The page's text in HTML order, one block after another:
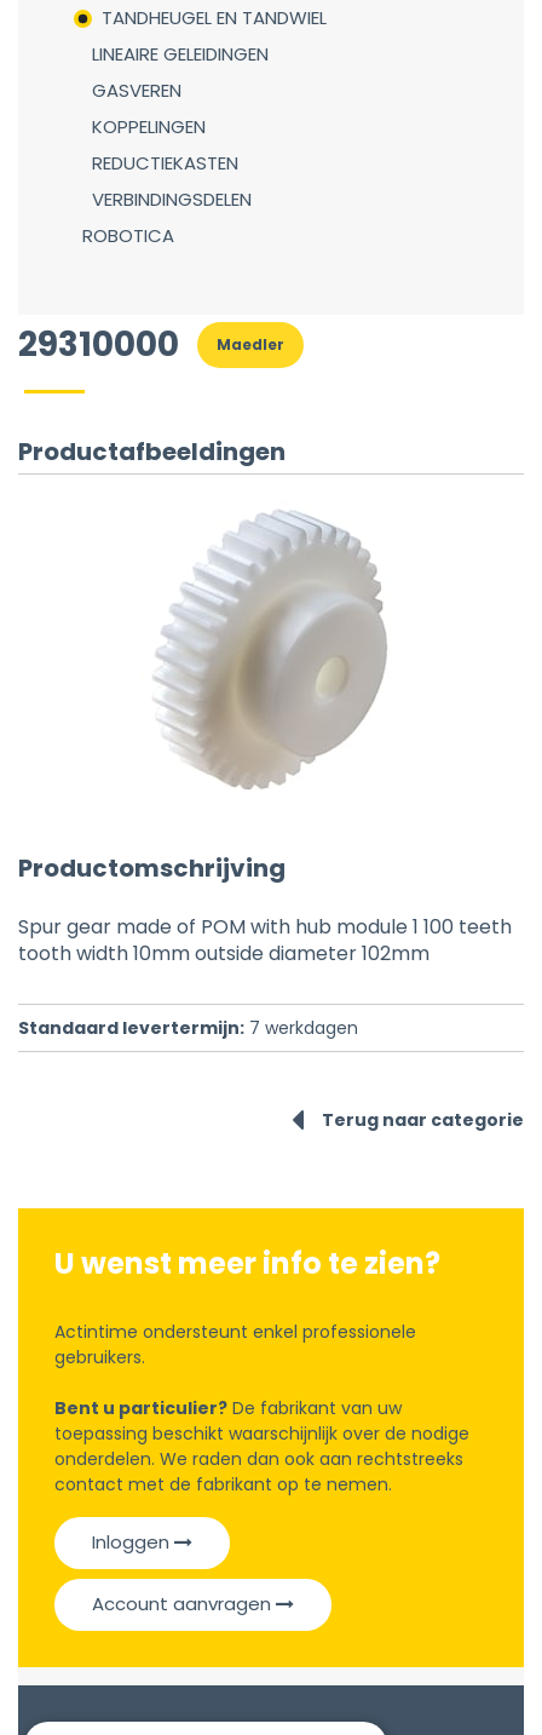
TANDHEUGEL EN TANDWIEL
LINEAIRE GELEIDINGEN
GASVEREN
KOPPELINGEN
REDUCTIEKASTEN
VERBINDINGSDELEN
ROBOTICA
29310000 Maedler
Productafbeeldingen
Productomschrijving
Spur gear made of POM with hub module 1 100 teeth
tooth width 10mm outside diameter 102mm
Standaard levertermijn: 7 werkdagen
Terug naar categorie
U wenst meer info te zien?
Actintime ondersteunt enkel professionele
gebruikers.
Bent u particulier? De fabrikant van uw
toepassing beschikt waarschijnlijk over de nodige
onderdelen. We raden dan ook aan rechtstreeks
contact met de fabrikant op te nemen.
Inloggen
Account aanvragen